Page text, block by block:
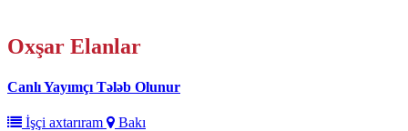
Oxşar Elanlar
Canlı Yayımçı Tələb Olunur
İşçi axtarıram Bakı